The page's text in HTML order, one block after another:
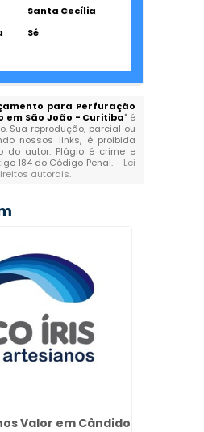
Santa Cecília
Sé
para Perfuração
em São João - Curitiba" é
Sua reprodução, parcial ou
nossos links, é proibida
do autor. Plágio é crime e
184 do Código Penal. – Lei
autorais.
Valor em Cândido